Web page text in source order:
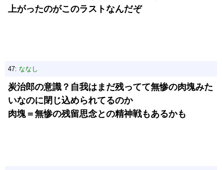
上がったのがこのラストなんだぞ
47: ななし
炭治郎の意識？自我はまだ残ってて無惨の肉塊みた
いなのに閉じ込められてるのか
肉塊＝無惨の残留思念との精神戦もあるかも